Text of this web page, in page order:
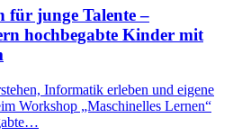
für junge Talente –
hochbegabte Kinder mit
Informatik erleben und eigene
Workshop „Maschinelles Lernen“